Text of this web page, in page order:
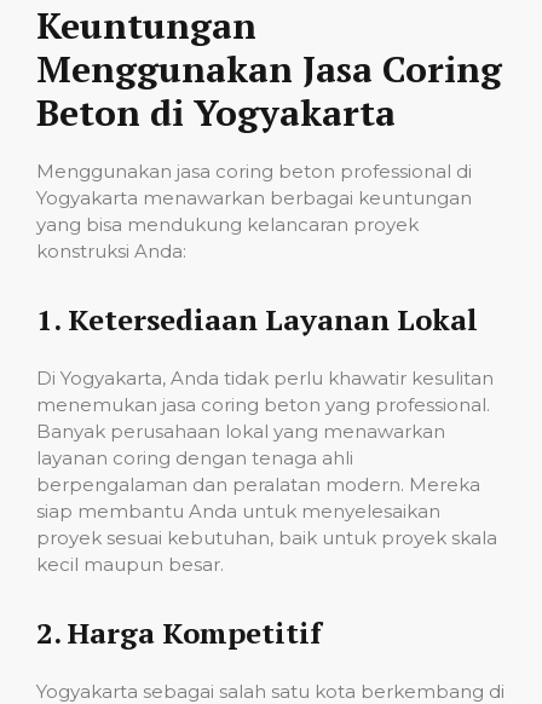
Keuntungan
Menggunakan Jasa Coring
Beton di Yogyakarta
Menggunakan jasa coring beton professional di
Yogyakarta menawarkan berbagai keuntungan
yang bisa mendukung kelancaran proyek
konstruksi Anda:
1. Ketersediaan Layanan Lokal
Di Yogyakarta, Anda tidak perlu khawatir kesulitan
menemukan jasa coring beton yang professional.
Banyak perusahaan lokal yang menawarkan
layanan coring dengan tenaga ahli
berpengalaman dan peralatan modern. Mereka
siap membantu Anda untuk menyelesaikan
proyek sesuai kebutuhan, baik untuk proyek skala
kecil maupun besar.
2.Harga Kompetitif
Yogyakarta sebagai salah satu kota berkembang di